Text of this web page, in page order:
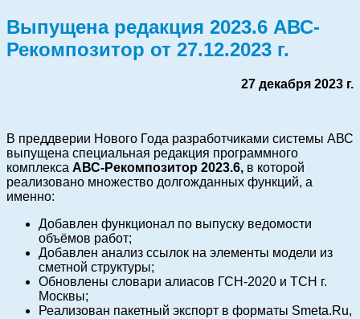
Выпущена редакция 2023.6 АВС-
Рекомпозитор от 27.12.2023 г.
27 декабря 2023 г.
В преддверии Нового Года разработчиками системы АВС
выпущена специальная редакция программного
комплекса АВС-Рекомпозитор 2023.6, в которой
реализовано множество долгожданных функций, а
именно:
Добавлен функционал по выпуску ведомости
объёмов работ;
Добавлен анализ ссылок на элементы модели из
сметной структуры;
Обновлены словари алиасов ГСН-2020 и ТСН г.
Москвы;
Реализован пакетный экспорт в форматы Smeta.Ru,